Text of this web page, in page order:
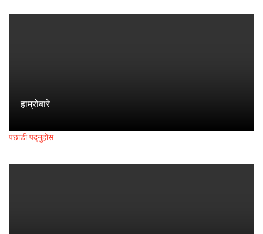
हाम्रोबारे
पछाडी पद्नुहोस